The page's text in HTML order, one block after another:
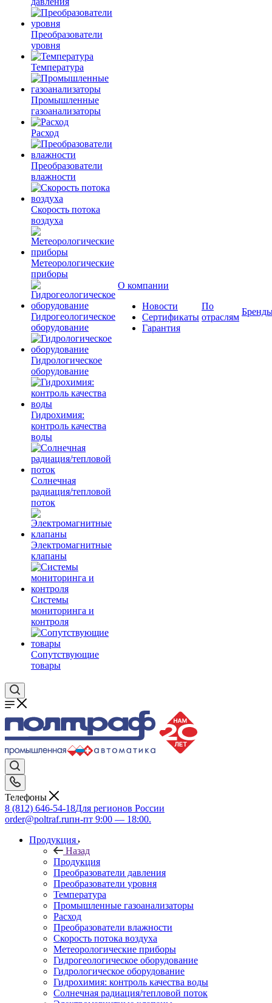
Преобразователи
уровня
Температура
Промышленные
газоанализаторы
Расход
Преобразователи
влажности
Скорость потока
воздуха
Метеорологические
приборы
Гидрогеологическое
оборудование
Гидрологическое
оборудование
Гидрохимия:
контроль качества
воды
Солнечная
радиация/тепловой
поток
Электромагнитные
клапаны
Системы
мониторинга и
контроля
Сопутствующие
товары
О компании
Новости
Сертификаты
Гарантия
По
отраслям
Телефоны
8 (812) 646-54-18Для регионов России
order@poltraf.ruпн-пт 9:00 — 18:00.
Продукция
Назад
Продукция
Преобразователи давления
Преобразователи уровня
Температура
Промышленные газоанализаторы
Расход
Преобразователи влажности
Скорость потока воздуха
Метеорологические приборы
Гидрогеологическое оборудование
Гидрологическое оборудование
Гидрохимия: контроль качества воды
Солнечная радиация/тепловой поток